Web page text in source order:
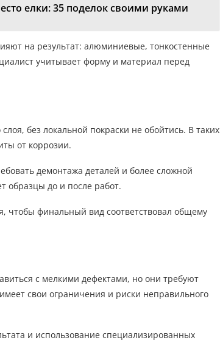
елки: 35 поделок своими руками
на результат: алюминиевые, тонкостенные
учитывает форму и материал перед
без локальной покраски не обойтись. В таких
от коррозии.
демонтажа деталей и более сложной
образцы до и после работ.
чтобы финальный вид соответствовал общему
с мелкими дефектами, но они требуют
свои ограничения и риски неправильного
и использование специализированных